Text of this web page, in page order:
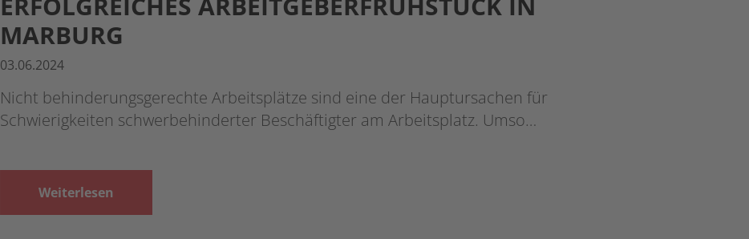
MARBURG
03.06.2024
Nicht behinderungsgerechte Arbeitsplätze sind eine der Hauptursachen für
Schwierigkeiten schwerbehinderter Beschäftigter am Arbeitsplatz. Umso…
Weiterlesen